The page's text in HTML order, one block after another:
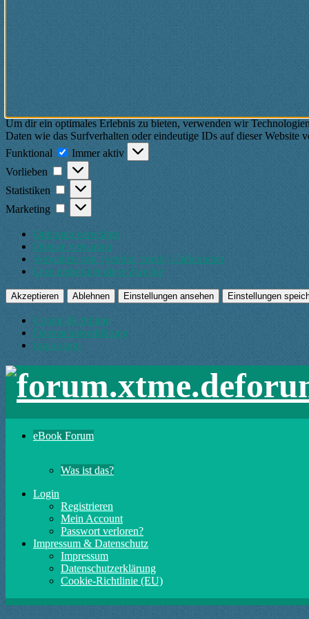
Um dir ein optimales Erlebnis zu bieten, verwenden wir
Daten wie das Surfverhalten oder eindeutige IDs auf dieser
Funktional
Funktional
Immer aktiv
Vorlieben
Vorlieben
Statistiken Statistiken
Marketing Marketing
Optionen verwalten
Dienste verwalten
Verwalten von {vendor_count}-Lieferanten
Lese mehr über diese Zwecke
Akzeptieren Ablehnen Einstellungen ansehen Einstellungen
Cookie-Richtlinie
Datenschutzerklärung
Impressum
eBook Forum
Was ist das?
Login
Registrieren
Mein Account
Passwort verloren?
Impressum & Datenschutz
Impressum
Datenschutzerklärung
Cookie-Richtlinie (EU)